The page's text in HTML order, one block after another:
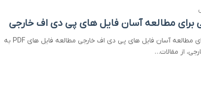
برای مطالعه آسان فایل های پی دی اف خارجی
ابزارهایی برای مطالعه آسان فایل های پی دی اف خارجی مطالعه فایل های PDF به
از مقالات…